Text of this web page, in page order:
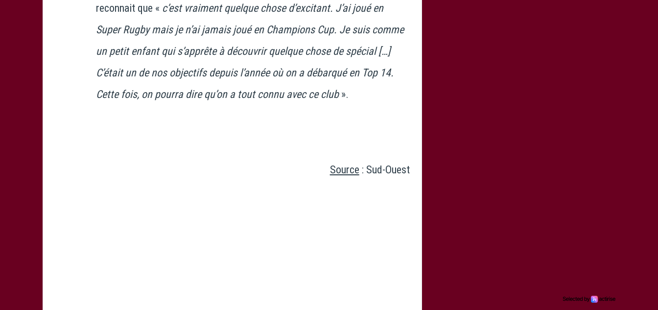
reconnait que « c’est vraiment quelque chose d’excitant. J’ai joué en
Super Rugby mais je n’ai jamais joué en Champions Cup. Je suis comme
un petit enfant qui s’apprête à découvrir quelque chose de spécial […]
C’était un de nos objectifs depuis l’année où on a débarqué en Top 14.
Cette fois, on pourra dire qu’on a tout connu avec ce club».
Source : Sud-Ouest